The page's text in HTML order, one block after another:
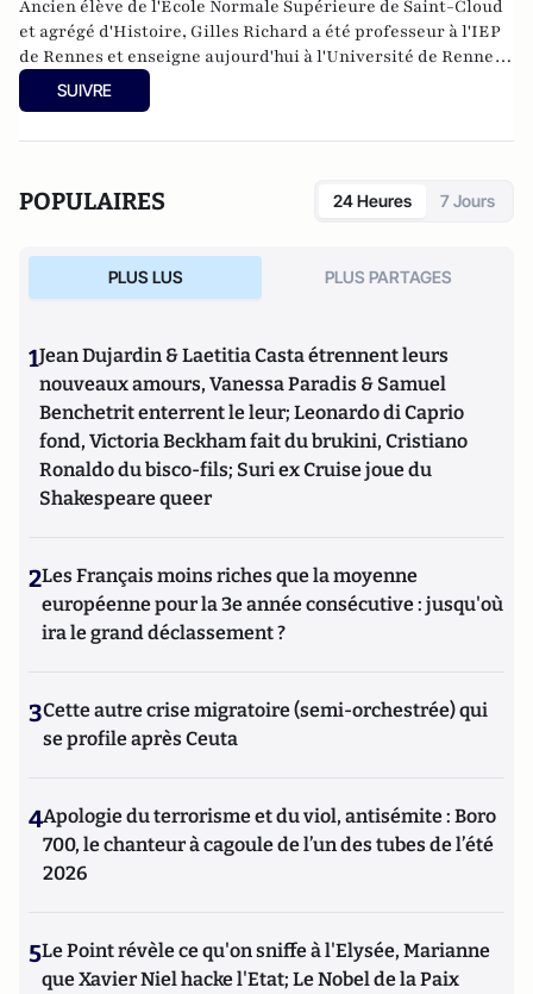
Ancien élève de l'Ecole Normale Supérieure de Saint-Cloud
et agrégé d'Histoire, Gilles Richard a été professeur à l'IEP
de Rennes et enseigne aujourd'hui à l'Université de Rennes
2. Il est notamment l'auteur de
France 1815-2017
SUIVRE
POPULAIRES 24 Heures 7 Jours
PLUS LUS PLUS PARTAGES
1Jean Dujardin & Laetitia Casta étrennent leurs
nouveaux amours, Vanessa Paradis & Samuel
Benchetrit enterrent le leur; Leonardo di Caprio
fond, Victoria Beckham fait du brukini, Cristiano
Ronaldo du bisco-fils; Suri ex Cruise joue du
Shakespeare queer
2Les Français moins riches que la moyenne
européenne pour la 3e année consécutive : jusqu'où
ira le grand déclassement ?
3Cette autre crise migratoire (semi-orchestrée) qui
se profile après Ceuta
4Apologie du terrorisme et du viol, antisémite : Boro
700, le chanteur à cagoule de l’un des tubes de l’été
2026
5Le Point révèle ce qu'on sniffe à l'Elysée, Marianne
que Xavier Niel hacke l'Etat; Le Nobel de la Paix